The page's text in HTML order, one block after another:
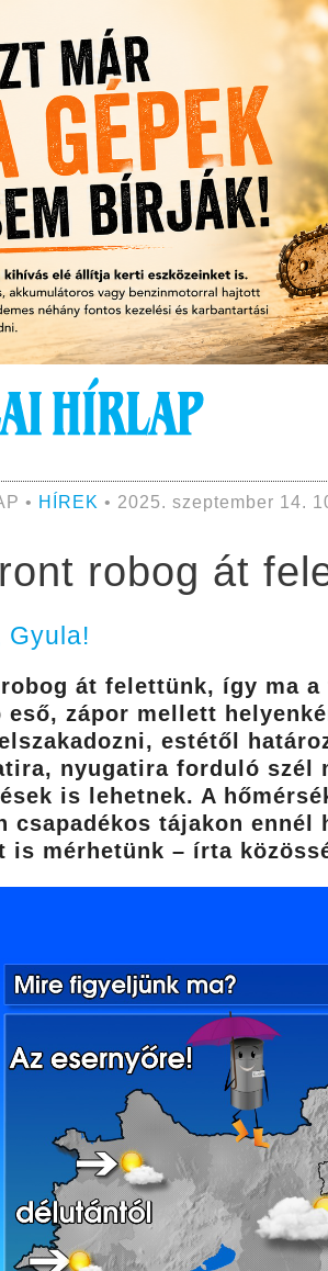
• HÍREK • 2025. szeptember 14.
robog át
Gyula!
át felettünk, így ma
eső, zápor mellett
estétől
nyugatira forduló szél
is lehetnek. A
csapadékos tájakon
is mérhetünk – írta